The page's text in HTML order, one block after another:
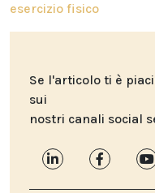
esercizio fisico
Se l'articolo ti è
sui
nostri canali social